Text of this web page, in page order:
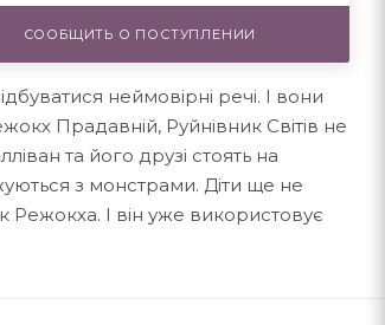
СООБЩИТЬ О ПОСТУПЛЕНИИ
неймовірні речі. І вони
Прадавній, Руйнівник Світів не
та його друзі стоять на
з монстрами. Діти ще не
І він уже використовує